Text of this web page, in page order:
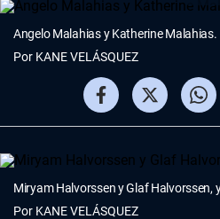
Por KANE VELÁSQUEZ
Angelo Malahias y Katherine Malahias.
Por KANE VELÁSQUEZ
Miryam Halvorssen y Glaf Halvorssen,